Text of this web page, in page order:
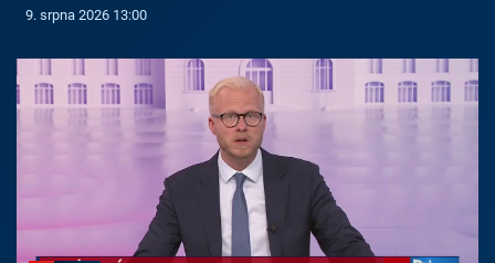
9. srpna 2026 13:00